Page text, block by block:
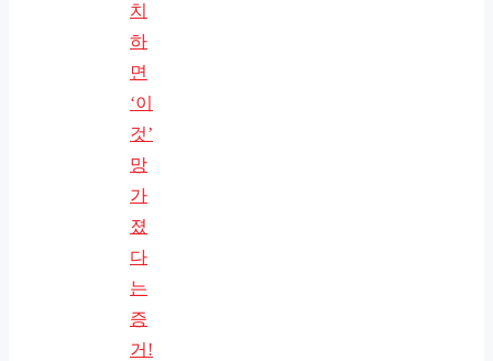
치
하
면
‘이
것’
망
가
졌
다
는
증
거!